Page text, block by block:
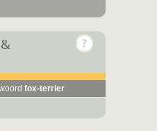
fox-terrier